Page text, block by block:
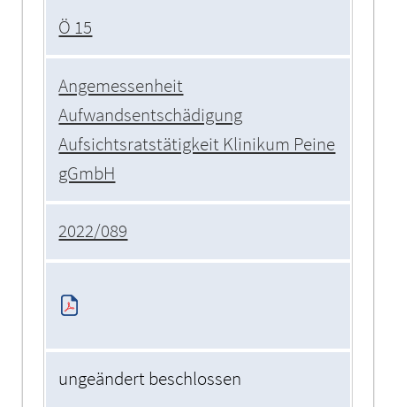
Ö 15
Angemessenheit
Aufwandsentschädigung
Aufsichtsratstätigkeit Klinikum Peine
gGmbH
2022/089
ungeändert beschlossen